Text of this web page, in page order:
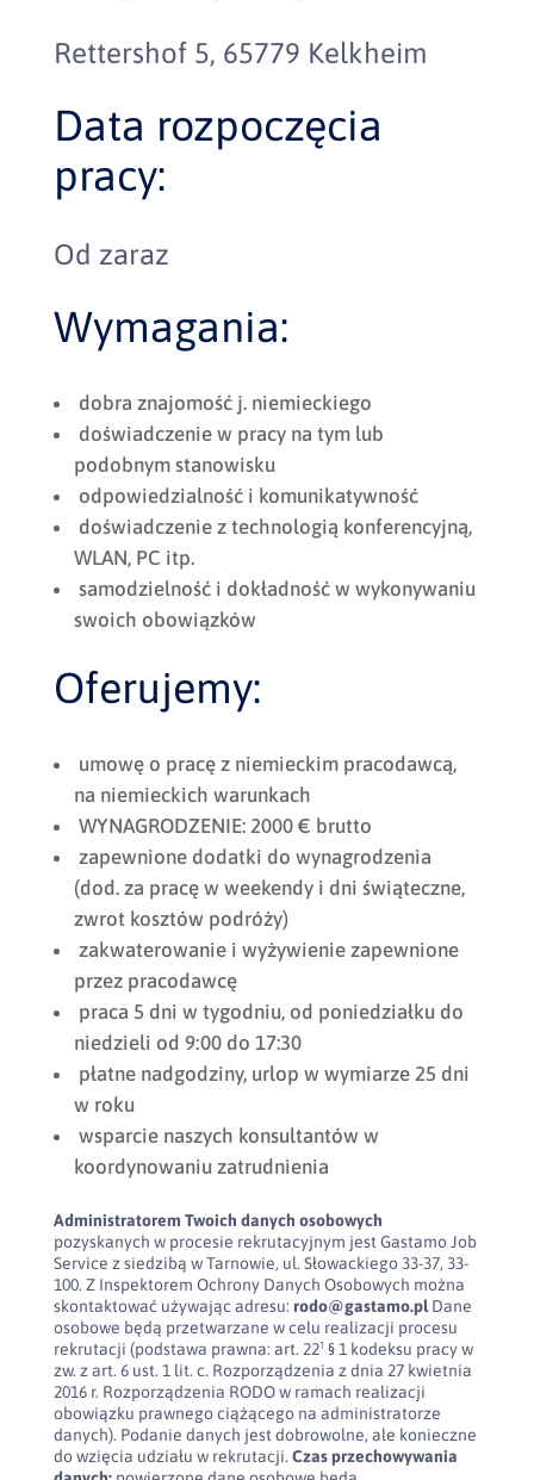
Rettershof 5, 65779 Kelkheim
Data rozpoczęcia
pracy:
Od zaraz
Wymagania:
dobra znajomość j. niemieckiego
doświadczenie w pracy na tym lub
podobnym stanowisku
odpowiedzialność i komunikatywność
doświadczenie z technologią konferencyjną,
WLAN, PC itp.
samodzielność i dokładność w wykonywaniu
swoich obowiązków
Oferujemy:
umowę o pracę z niemieckim pracodawcą,
na niemieckich warunkach
WYNAGRODZENIE: 2000 € brutto
zapewnione dodatki do wynagrodzenia
(dod. za pracę w weekendy i dni świąteczne,
zwrot kosztów podróży)
zakwaterowanie i wyżywienie zapewnione
przez pracodawcę
praca 5 dni w tygodniu, od poniedziałku do
niedzieli od 9:00 do 17:30
płatne nadgodziny, urlop w wymiarze 25 dni
w roku
wsparcie naszych konsultantów w
koordynowaniu zatrudnienia
Administratorem Twoich danych osobowych
pozyskanych w procesie rekrutacyjnym jest Gastamo Job
Service z siedzibą w Tarnowie, ul. Słowackiego 33-37, 33-
100. Z Inspektorem Ochrony Danych Osobowych można
skontaktować używając adresu: rodo@gastamo.plDane
osobowe będą przetwarzane w celu realizacji procesu
rekrutacji (podstawa prawna: art. 22¹ § 1 kodeksu pracy w
zw. z art. 6 ust. 1 lit. c. Rozporządzenia z dnia 27 kwietnia
2016 r. Rozporządzenia RODO w ramach realizacji
obowiązku prawnego ciążącego na administratorze
danych). Podanie danych jest dobrowolne, ale konieczne
do wzięcia udziału w rekrutacji. Czas przechowywania